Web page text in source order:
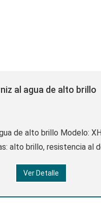
al agua de alto brillo
de alto brillo Modelo:
alto brillo, resistencia al
medio ambiente y otras
Ver Detalle